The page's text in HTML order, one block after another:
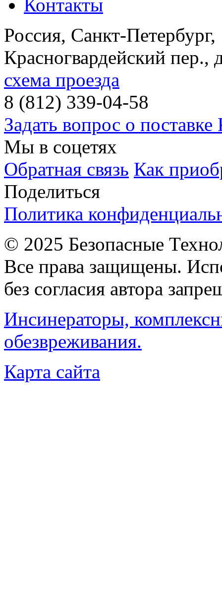
Контакты
Россия, Санкт-Петербург,
Красногвардейский пер.,
схема проезда
8 (812) 339-04-58
Задать вопрос о
Мы в соцетях
Обратная связь Как
Поделиться
Политика
© 2025 Безопасные
Все права защищены.
без согласия автора
Инсинераторы,
обезвреживания.
Карта сайта